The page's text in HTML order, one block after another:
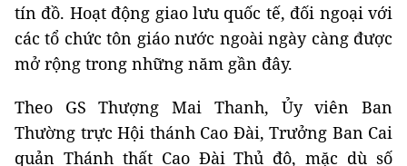
tín đồ. Hoạt động giao lưu quốc tế, đối ngoại với
các tổ chức tôn giáo nước ngoài ngày càng được
mở rộng trong những năm gần đây.
Theo GS Thượng Mai Thanh, Ủy viên Ban
Thường trực Hội thánh Cao Đài, Trưởng Ban Cai
quản Thánh thất Cao Đài Thủ đô, mặc dù số